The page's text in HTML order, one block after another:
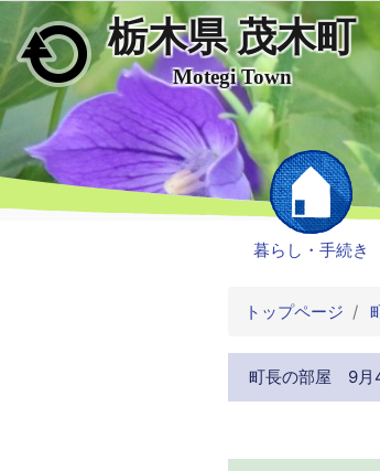
メインコンテンツにスキップ
栃木県 茂木町
Motegi Town
暮らし・手続き
トップページ
町長の部屋 9月